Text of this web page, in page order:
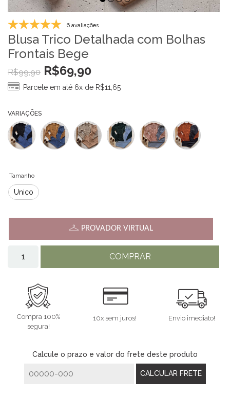
6 avaliações
Blusa Trico Detalhada com Bolhas
Frontais Bege
R$99,90 R$69,90
Parcele em até 6x de R$11,65
VARIAÇÕES
Tamanho
Único
PROVADOR VIRTUAL
COMPRAR
Compra 100%
segura!
10x sem juros! Envio imediato!
Calcule o prazo e valor do frete deste produto